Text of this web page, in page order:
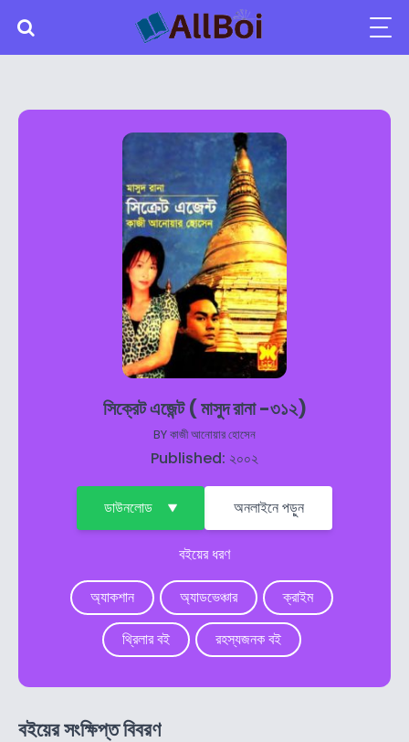
সিক্রেট এজেন্ট ( মাসুদ রানা -৩১২)
BYকাজী আনোয়ার হোসেন
Published: ২০০২
ডাউনলোড অনলাইনে পড়ুন
বইয়ের ধরণ
অ্যাকশান অ্যাডভেঞ্চার
ক্রাইম
থ্রিলার বই
রহস্যজনক বই
বইয়ের সংক্ষিপ্ত বিবরণ